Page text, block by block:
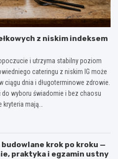
z niskim indeksem
i utrzyma stabilny poziom
cateringu z niskim IG może
ciągu dnia i długoterminowe zdrowie.
do wyboru świadomie i bez chaosu
mają…
krok po kroku —
praktyka i egzamin ustny